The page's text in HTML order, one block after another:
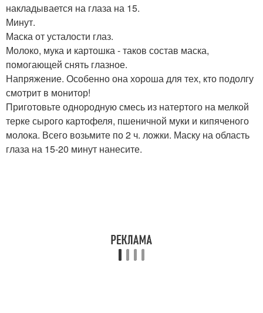
накладывается на глаза на 15.
Минут.
Маска от усталости глаз.
Молоко, мука и картошка - таков состав маска,
помогающей снять глазное.
Напряжение. Особенно она хороша для тех, кто подолгу
смотрит в монитор!
Приготовьте однородную смесь из натертого на мелкой
терке сырого картофеля, пшеничной муки и кипяченого
молока. Всего возьмите по 2 ч. ложки. Маску на область
глаза на 15-20 минут нанесите.